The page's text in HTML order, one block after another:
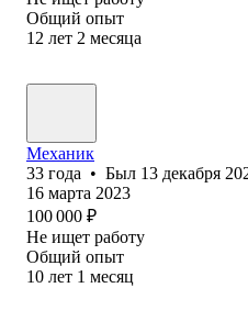
Общий опыт
12 лет 2 месяца
Механик
33 года • Был 13 декабря
16 марта 2023
100 000 ₽
Не ищет работу
Общий опыт
10 лет 1 месяц